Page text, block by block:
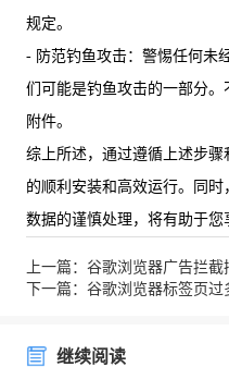
规定。
- 防范钓鱼攻击：警惕任何未
们可能是钓鱼攻击的一部分。
附件。
综上所述，通过遵循上述步骤
的顺利安装和高效运行。同
数据的谨慎处理，将有助于您
上一篇：谷歌浏览器广告拦
下一篇：谷歌浏览器标签页
继续阅读